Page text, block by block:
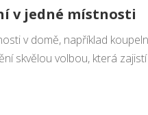
v jedné místnosti
v domě, například
skvělou volbou, která